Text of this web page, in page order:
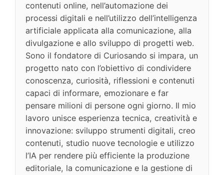
contenuti online, nell’automazione dei
processi digitali e nell’utilizzo dell’intelligenza
artificiale applicata alla comunicazione, alla
divulgazione e allo sviluppo di progetti web.
Sono il fondatore di Curiosando si impara, un
progetto nato con l’obiettivo di condividere
conoscenza, curiosità, riflessioni e contenuti
capaci di informare, emozionare e far
pensare milioni di persone ogni giorno. Il mio
lavoro unisce esperienza tecnica, creatività e
innovazione: sviluppo strumenti digitali, creo
contenuti, studio nuove tecnologie e utilizzo
l’IA per rendere più efficiente la produzione
editoriale, la comunicazione e la gestione di